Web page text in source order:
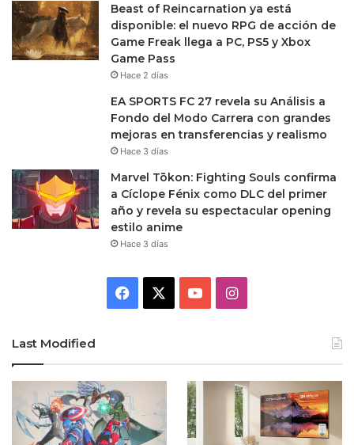
Beast of Reincarnation ya está
disponible: el nuevo RPG de acción de
Game Freak llega a PC, PS5 y Xbox
Game Pass
Hace 2 días
EA SPORTS FC 27 revela su Análisis a
Fondo del Modo Carrera con grandes
mejoras en transferencias y realismo
Hace 3 días
Marvel Tōkon: Fighting Souls confirma
a Cíclope Fénix como DLC del primer
año y revela su espectacular opening
estilo anime
Hace 3 días
Facebook YouTubeInstagram
Last Modified